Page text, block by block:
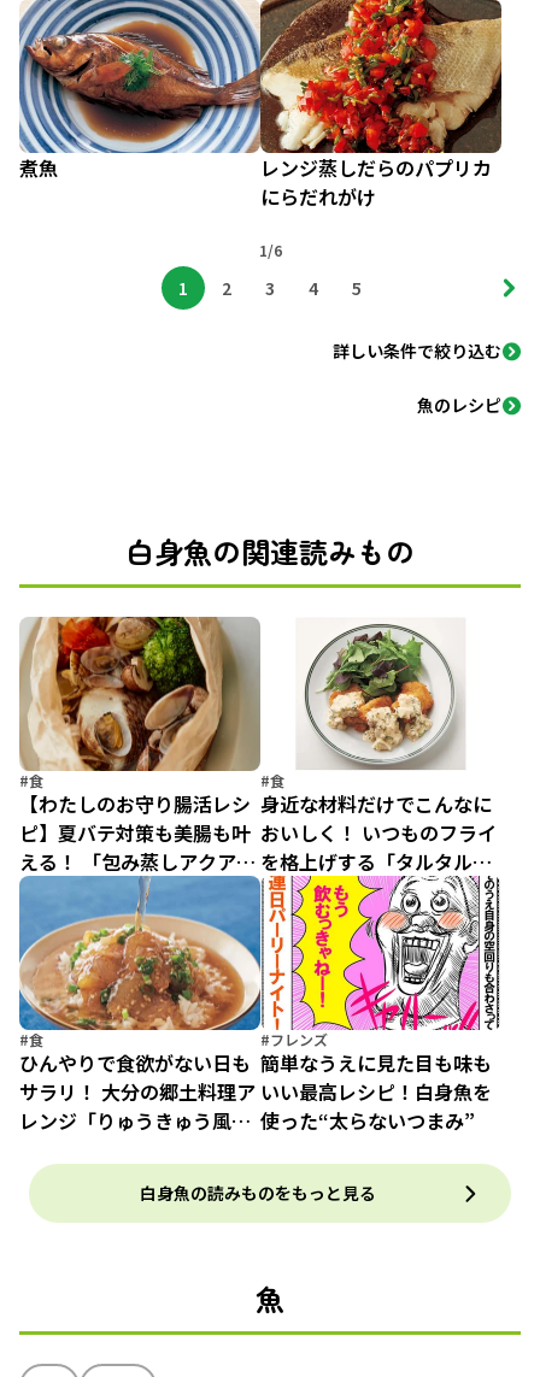
煮魚
レンジ蒸しだらのパプリカ
にらだれがけ
1/6
1 2 3 4 5
詳しい条件で絞り込む
魚のレシピ
白身魚の関連読みもの
#食
【わたしのお守り腸活レシ
ピ】夏バテ対策も美腸も叶
える！ 「包み蒸しアクアパ
ッツァ」（3）
#食
身近な材料だけでこんなに
おいしく！ いつものフライ
を格上げする「タルタルだ
れ」の作り方
#食
ひんやりで食欲がない日も
サラリ！ 大分の郷土料理ア
レンジ「りゅうきゅう風麦
#フレンズ
簡単なうえに見た目も味も
いい最高レシピ！白身魚を
使った“太らないつまみ”
白身魚の読みものをもっと見る
魚